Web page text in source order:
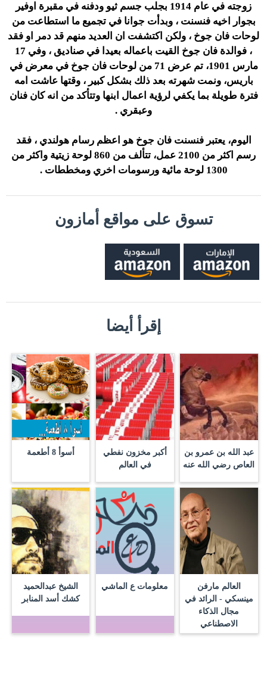
زوجته في عام 1914 بجلب جسم ثيو ودفنه في مقبرة اوفير
بجوار اخيه فنسنت ، وبدأت جوانا في تجميع ما استطاعت من
لوحات فان جوخ ، ولكن اكتشفت ان العديد منهم قد دمر او فقد
، فوالدة فان جوخ القيت باعماله بعيدا في صناديق ، وفي 17
مارس 1901، تم عرض 71 من لوحات فان جوخ في معرض في
باريس، ونمت شهرته بعد ذلك بشكل كبير ، وقتها عاشت امه
فترة طويلة بما يكفي لرؤية اعمال ابنها وتتأكد من انه كان فنان
وعبقري .
اليوم، يعتبر فنسنت فان جوخ هو اعظم رسام هولندي ، فقد
رسم اكثر من 2100 عمل، تتألف من 860 لوحة زيتية واكثر من
1300 لوحة مائية ورسومات اخري ومخططات .
تسوق على مواقع أمازون
إقرأ أيضا
عبد الله بن عمرو بن
العاص رضي الله عنه
أكبر مخزون نفطي
في العالم
أسوأ 8 أطعمة
العالم مارفن
مينسكي - الرائد في
مجال الذكاء
الاصطناعي
معلومات ع الماشي
الشيخ عبدالحميد
كشك أسد المنابر